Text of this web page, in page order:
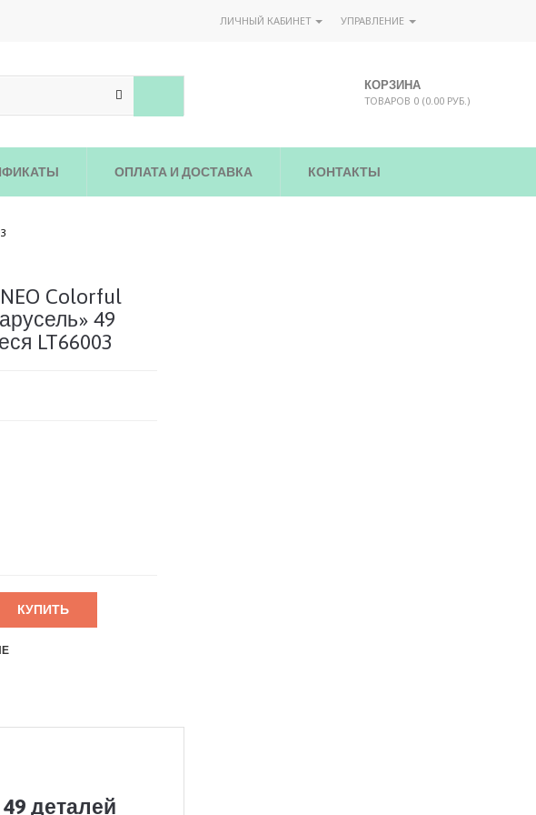
ЛИЧНЫЙ КАБИНЕТ УПРАВЛЕНИЕ
КОРЗИНА
ТОВАРОВ 0 (0.00 РУБ.)
ОПЛАТА И ДОСТАВКА КОНТАКТЫ
Colorful
49
LT66003
КУПИТЬ
деталей